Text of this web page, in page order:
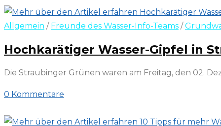
Allgemein / Freunde des Wasser-Info-Teams /
Hochkarätiger Wasser-Gipfel in
Die Straubinger Grünen waren am Freitag, den 02.
0 Kommentare